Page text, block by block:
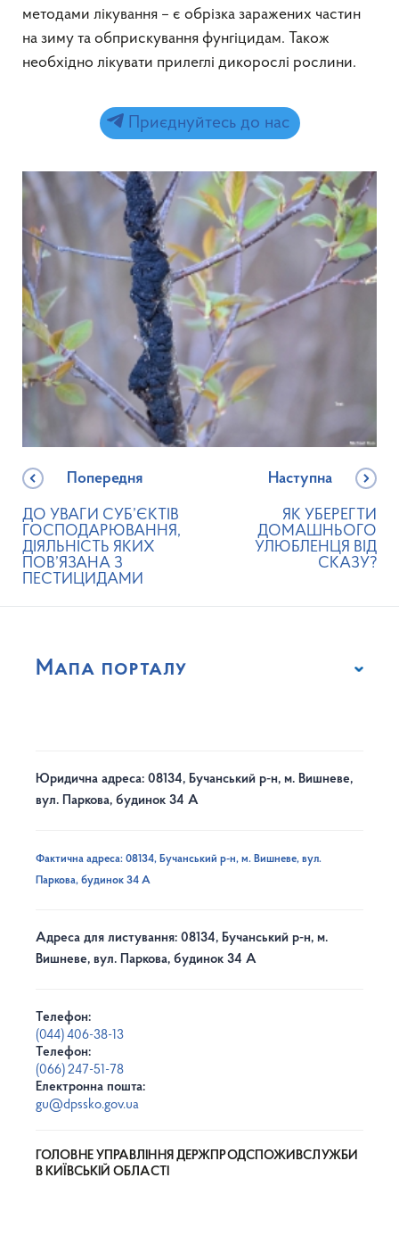
методами лікування – є обрізка заражених частин
на зиму та обприскування фунгіцидам. Також
необхідно лікувати прилеглі дикорослі рослини.
Приєднуйтесь до нас
Попередня
ДО УВАГИ СУБ’ЄКТІВ
ГОСПОДАРЮВАННЯ,
ДІЯЛЬНІСТЬ ЯКИХ
ПОВ’ЯЗАНА З
ПЕСТИЦИДАМИ
Наступна
ЯК УБЕРЕГТИ
ДОМАШНЬОГО
УЛЮБЛЕНЦЯ ВІД
СКАЗУ?
Мапа порталу
Юридична адреса: 08134, Бучанський р-н, м. Вишневе,
вул. Паркова, будинок 34 А
Фактична адреса: 08134, Бучанський р-н, м. Вишневе, вул.
Паркова, будинок 34 А
Адреса для листування: 08134, Бучанський р-н, м.
Вишневе, вул. Паркова, будинок 34 А
Телефон:
(044) 406-38-13
Телефон:
(066) 247-51-78
Електронна пошта:
gu@dpssko.gov.ua
ГОЛОВНЕ УПРАВЛІННЯ ДЕРЖПРОДСПОЖИВСЛУЖБИ
В КИЇВСЬКІЙ ОБЛАСТІ